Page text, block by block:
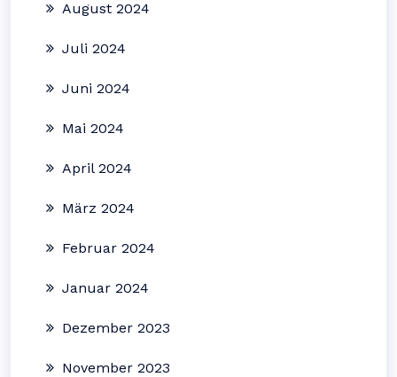
August 2024
Juli 2024
Juni 2024
Mai 2024
April 2024
März 2024
Februar 2024
Januar 2024
Dezember 2023
November 2023